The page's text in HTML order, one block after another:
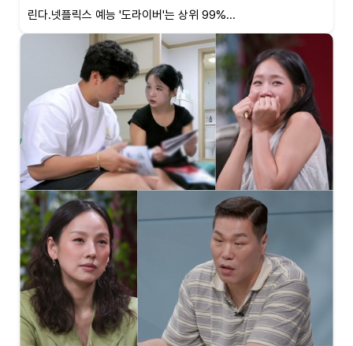
린다.넷플릭스 예능 '도라이버'는 상위 99%...